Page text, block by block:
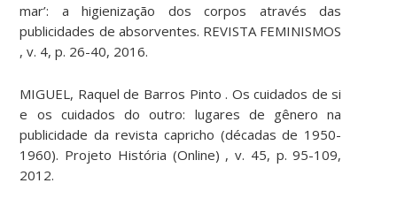
mar’: a higienização dos corpos através das
publicidades de absorventes. REVISTA FEMINISMOS
, v. 4, p. 26-40, 2016.
MIGUEL, Raquel de Barros Pinto . Os cuidados de si
e os cuidados do outro: lugares de gênero na
publicidade da revista capricho (décadas de 1950-
1960). Projeto História (Online) , v. 45, p. 95-109,
2012.